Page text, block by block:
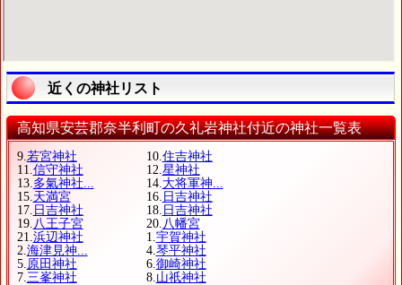
近くの神社リスト
高知県安芸郡奈半利町の久礼岩神社付近の神社一覧表
9. 若宮神社 10. 住吉神社
11. 信守神社 12. 星神社
13. 多氣神社... 14. 大将軍神...
15. 天満宮 16. 日吉神社
17. 日吉神社 18. 日吉神社
19. 八王子宮 20. 八幡宮
21. 浜辺神社 1. 宇賀神社
2. 海津見神... 4. 琴平神社
5. 原田神社 6. 御崎神社
7. 三峯神社 8. 山祇神社